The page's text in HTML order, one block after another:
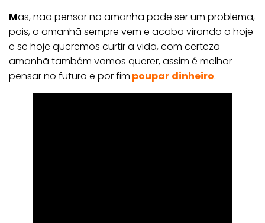
Mas, não pensar no amanhã pode ser um problema,
pois, o amanhã sempre vem e acaba virando o hoje
e se hoje queremos curtir a vida, com certeza
amanhã também vamos querer, assim é melhor
pensar no futuro e por fim poupar dinheiro.